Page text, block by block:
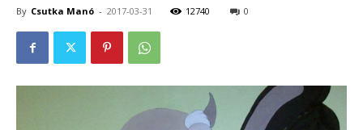
By Csutka Manó - 2017-03-31 12740 0